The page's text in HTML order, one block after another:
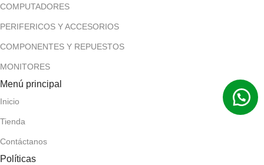
COMPUTADORES
PERIFERICOS Y ACCESORIOS
COMPONENTES Y REPUESTOS
MONITORES
Menú principal
Inicio
Tienda
Contáctanos
Políticas